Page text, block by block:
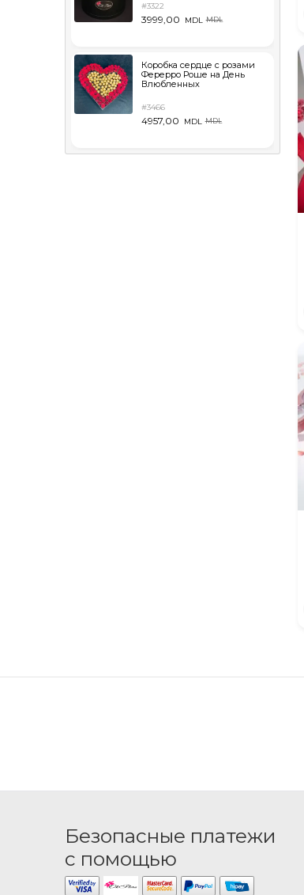
#3322
3999,00 MDL MDL
Коробка сердце с розами
Ферерро Роше на День
Влюбленных
#3466
4957,00 MDL MDL
Безопасные платежи
с помощью